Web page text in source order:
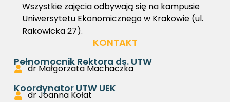
Wszystkie zajęcia odbywają się na kampusie
Uniwersytetu Ekonomicznego w Krakowie (ul.
Rakowicka 27).
KONTAKT
Pełnomocnik Rektora ds. UTW
dr Małgorzata Machaczka
Koordynator UTW UEK
dr Joanna Kołat